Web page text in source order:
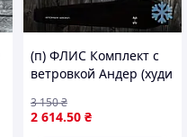
(п) ФЛИС Комплект с
ветровкой Андер (худи
змейке+штаны+футболка
черная+кепка+ветровка)
2 614.50 ₴
3 150₴